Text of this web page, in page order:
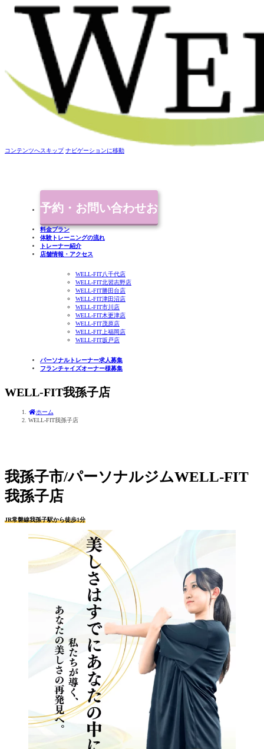
コンテンツへスキップ ナビゲーションに移動
予約・お問い合わせお
気軽にご連絡ください
料金プラン
体験トレーニングの流れ
トレーナー紹介
店舗情報・アクセス
WELL-FIT八千代店
WELL-FIT北習志野店
WELL-FIT勝田台店
WELL-FIT津田沼店
WELL-FIT市川店
WELL-FIT木更津店
WELL-FIT茂原店
WELL-FIT上福岡店
WELL-FIT坂戸店
パーソナルトレーナー求人募集
フランチャイズオーナー様募集
WELL-FIT我孫子店
ホーム
WELL-FIT我孫子店
我孫子市/パーソナルジムWELL-FIT
我孫子店
JR常磐線我孫子駅から徒歩1分